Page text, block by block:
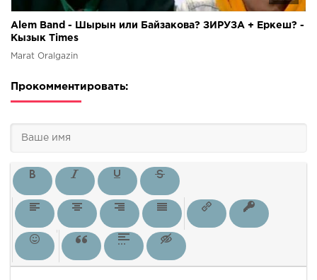
Alem Band - Шырын или Байзакова? ЗИРУЗА + Еркеш? -
Кызык Times
Marat Oralgazin
Прокомментировать: